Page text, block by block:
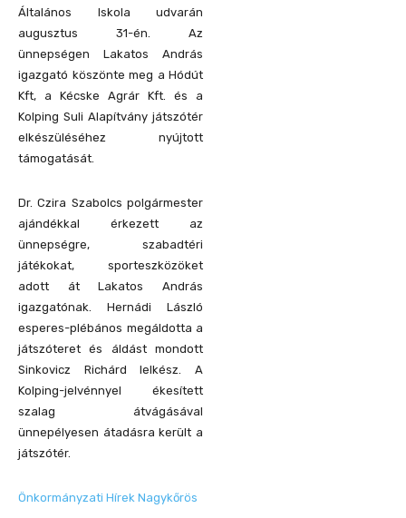
Általános Iskola udvarán
augusztus 31-én. Az
ünnepségen Lakatos András
igazgató köszönte meg a Hódút
Kft, a Kécske Agrár Kft. és a
Kolping Suli Alapítvány játszótér
elkészüléséhez nyújtott
támogatását.
Dr. Czira Szabolcs polgármester
ajándékkal érkezett az
ünnepségre, szabadtéri
játékokat, sporteszközöket
adott át Lakatos András
igazgatónak. Hernádi László
esperes-plébános megáldotta a
játszóteret és áldást mondott
Sinkovicz Richárd lelkész. A
Kolping-jelvénnyel ékesített
szalag átvágásával
ünnepélyesen átadásra került a
játszótér.
Önkormányzati Hírek Nagykőrös